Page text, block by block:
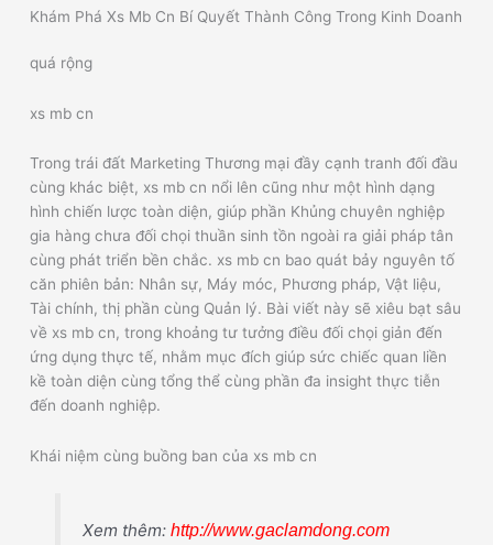
Khám Phá Xs Mb Cn Bí Quyết Thành Công Trong Kinh Doanh
quá rộng
xs mb cn
Trong trái đất Marketing Thương mại đầy cạnh tranh đối đầu
cùng khác biệt, xs mb cn nổi lên cũng như một hình dạng
hình chiến lược toàn diện, giúp phần Khủng chuyên nghiệp
gia hàng chưa đối chọi thuần sinh tồn ngoài ra giải pháp tân
cùng phát triển bền chắc. xs mb cn bao quát bảy nguyên tố
căn phiên bản: Nhân sự, Máy móc, Phương pháp, Vật liệu,
Tài chính, thị phần cùng Quản lý. Bài viết này sẽ xiêu bạt sâu
về xs mb cn, trong khoảng tư tưởng điều đối chọi giản đến
ứng dụng thực tế, nhằm mục đích giúp sức chiếc quan liền
kề toàn diện cùng tổng thể cùng phần đa insight thực tiễn
đến doanh nghiệp.
Khái niệm cùng buồng ban của xs mb cn
Xem thêm: http://www.gaclamdong.com